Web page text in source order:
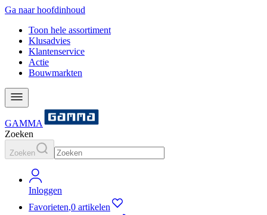
Ga naar hoofdinhoud
Toon hele assortiment
Klusadvies
Klantenservice
Actie
Bouwmarkten
GAMMA
Zoeken
Zoeken
Inloggen
Favorieten,0 artikelen